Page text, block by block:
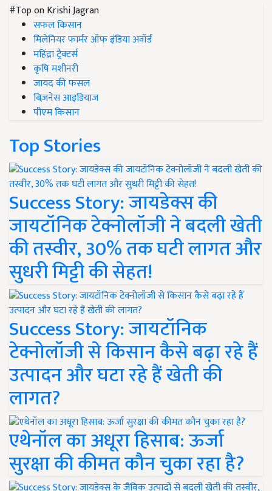
#Top on Krishi Jagran
सफल किसान
मिलेनियर फार्मर ऑफ इंडिया अवॉर्ड
महिंद्रा ट्रैक्टर्स
कृषि मशीनरी
जायद की फसल
बिज़नेस आइडियाज
पीएम किसान
Top Stories
Success Story: जायडेक्स की
जायटॉनिक टेक्नोलॉजी ने बदली खेती
की तस्वीर, 30% तक घटी लागत और
सुधरी मिट्टी की सेहत!
Success Story: जायटॉनिक
टेक्नोलॉजी से किसान कैसे बढ़ा रहे हैं
उत्पादन और घटा रहे हैं खेती की
लागत?
एथेनॉल का अधूरा हिसाब: ऊर्जा
सुरक्षा की कीमत कौन चुका रहा है?